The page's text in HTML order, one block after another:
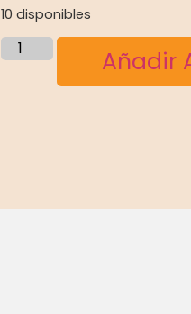
10 disponibles
Añadir